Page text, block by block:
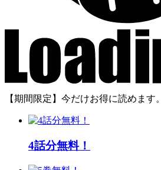
【期間限定】今だけお得に読めます。
4話分無料！